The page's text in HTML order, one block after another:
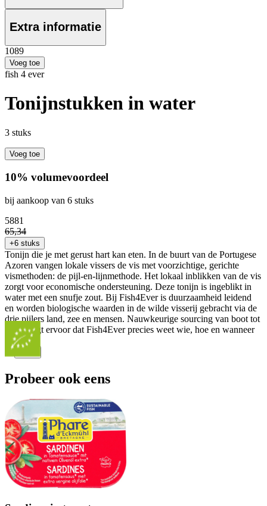
Extra informatie
1089
Voeg toe
fish 4 ever
Tonijnstukken in water
3 stuks
Voeg toe
10% volumevoordeel
bij aankoop van 6 stuks
5881
65,34
+6 stuks
Tonijn die je met gerust hart kan eten. In de buurt van de Portugese
Azoren vangen lokale vissers de vis met voorzichtige, gerichte
vismethoden: de pijl-en-lijnmethode. Het lokaal inblikken van de vis
zorgt voor economische ondersteuning. Deze tonijn is ingeblikt in
water met een snufje zout. Bij Fish4Ever is duurzaamheid leidend
en worden biologische waarden in de wilde visserij gebracht via de
drie pijlers land, zee en mensen. Nauwkeurige sourcing van boot tot
bord zorgt ervoor dat Fish4Ever precies weet wie, hoe en wanneer
vist.
...
Probeer ook eens